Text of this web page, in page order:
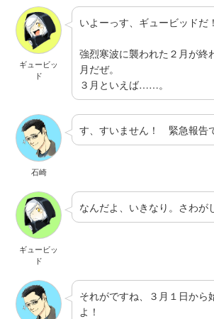
ギュービッ
ド
いよーっす、ギュービッドだ！
強烈寒波に襲われた２月が終
月だぜ。
３月といえば……。
石崎
す、すいません！ 緊急報告
ギュービッ
ド
なんだよ、いきなり。さわが
それがですね、３月１日から
よ！